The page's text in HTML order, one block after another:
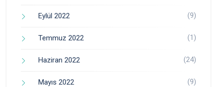
Eylül 2022 (9)
Temmuz 2022 (1)
Haziran 2022 (24)
Mayıs 2022 (9)